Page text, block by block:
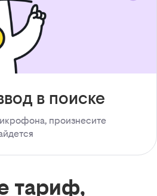
в поиске
произнесите
тариф,